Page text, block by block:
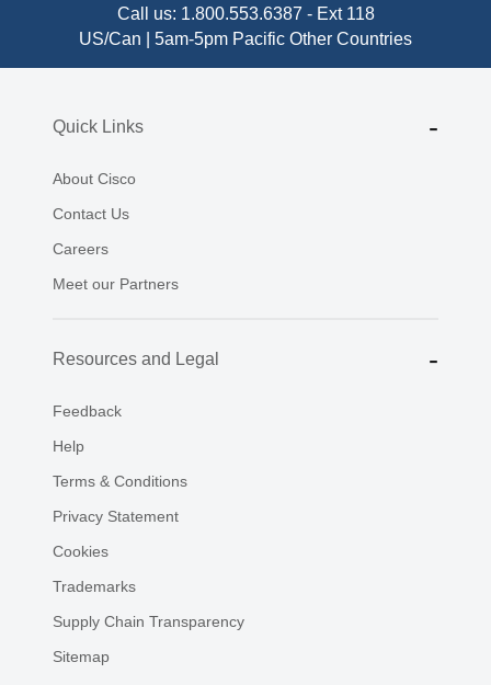
Call us: 1.800.553.6387 - Ext 118
US/Can | 5am-5pm Pacific Other Countries